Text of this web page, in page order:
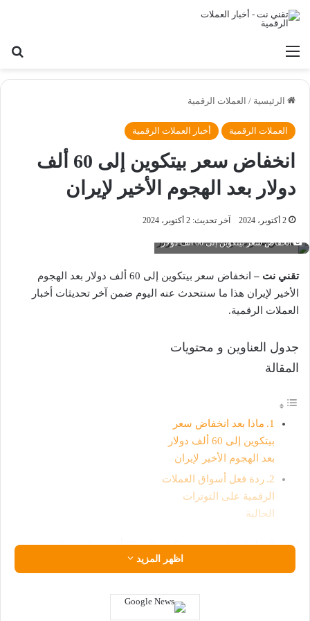
القائمة
الرئيسية / العملات الرقمية
العملات الرقمية أخبار العملات الرقمية
انخفاض سعر بيتكوين إلى 60 ألف
دولار بعد الهجوم الأخير لإيران
2 أكتوبر، 2024 آخر تحديث: 2 أكتوبر، 2024
انخفاض سعر بيتكوين إلى 60 ألف دولار
تقني نت –
انخفاض سعر بيتكوين إلى 60 ألف دولار بعد الهجوم
الأخير لإيران هذا ما سنتحدث عنه اليوم ضمن آخر تحديثات أخبار
العملات الرقمية.
جدول العناوين و محتويات
المقالة
ماذا بعد انخفاض سعر
بيتكوين إلى 60 ألف دولار
بعد الهجوم الأخير لإيران
ردة فعل أسواق العملات
الرقمية على التوترات
الحالية
في تفاصيل انخفاض سعر بيتكوين إلى 60 ألف دولار بعد الهجوم
على قتل إسرائيل لقادة عسكريين وهجومها على لبنان.
اظهر المزيد